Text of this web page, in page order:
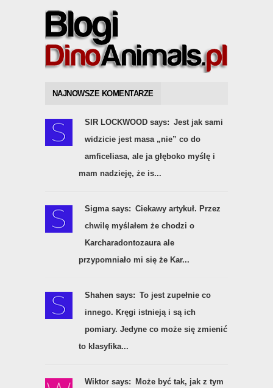
NAJNOWSZE KOMENTARZE
SIR LOCKWOOD says: Jest jak sami
widzicie jest masa „nie” co do
amficeliasa, ale ja głęboko myślę i
mam nadzieję, że is...
Sigma says: Ciekawy artykuł. Przez
chwilę myślałem że chodzi o
Karcharadontozaura ale
przypomniało mi się że Kar...
Shahen says: To jest zupełnie co
innego. Kręgi istnieją i są ich
pomiary. Jedyne co może się zmienić
to klasyfika...
Wiktor says:
Może być tak, jak z tym